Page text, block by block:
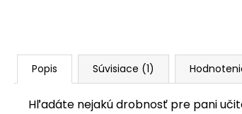
Popis Súvisiace (1)
Hľadáte nejakú drobnosť pre pani